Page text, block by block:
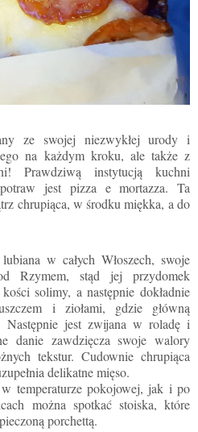
ze swojej niezwykłej urody i
na każdym kroku, ale także z
Prawdziwą instytucją kuchni
jest pizza e mortazza. Ta
chrupiąca, w środku miękka, a do
w całych Włoszech, swoje
Rzymem, stąd jej przydomek
solimy, a następnie dokładnie
i ziołami, gdzie główną
Następnie jest zwijana w roladę i
danie zawdzięcza swoje walory
tekstur. Cudownie chrupiąca
delikatne mięso.
temperaturze pokojowej, jak i po
można spotkać stoiska, które
porchettą.